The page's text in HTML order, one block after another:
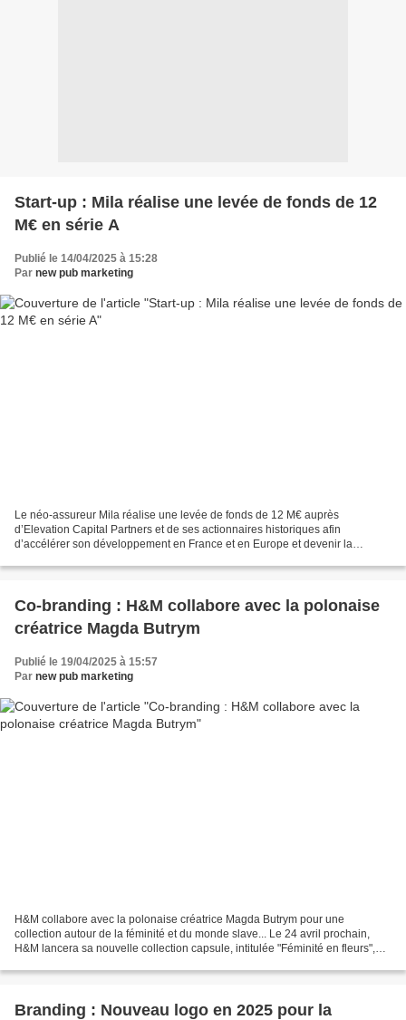
Start-up : Mila réalise une levée de fonds de 12
M€ en série A
Publié le 14/04/2025 à 15:28
Par new pub marketing
Le néo-assureur Mila réalise une levée de fonds de 12 M€ auprès
d’Elevation Capital Partners et de ses actionnaires historiques afin
d’accélérer son développement en France et en Europe et devenir la
Co-branding : H&M collabore avec la polonaise
créatrice Magda Butrym
Publié le 19/04/2025 à 15:57
Par new pub marketing
H&M collabore avec la polonaise créatrice Magda Butrym pour une
collection autour de la féminité et du monde slave... Le 24 avril prochain,
H&M lancera sa nouvelle collection capsule, intitulée "Féminité en fleurs",
Branding : Nouveau logo en 2025 pour la